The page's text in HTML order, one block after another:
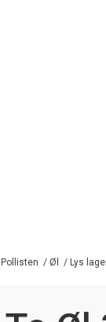
Pollisten / Øl / Lys